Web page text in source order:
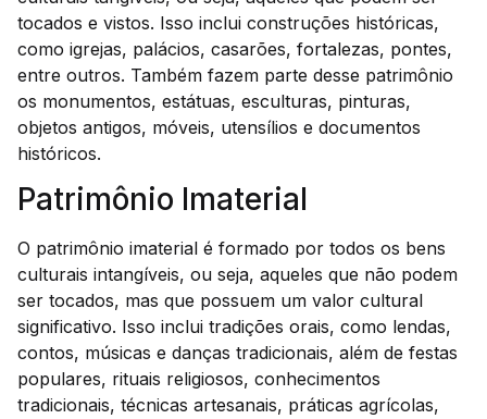
tocados e vistos. Isso inclui construções históricas,
como igrejas, palácios, casarões, fortalezas, pontes,
entre outros. Também fazem parte desse patrimônio
os monumentos, estátuas, esculturas, pinturas,
objetos antigos, móveis, utensílios e documentos
históricos.
Patrimônio Imaterial
O patrimônio imaterial é formado por todos os bens
culturais intangíveis, ou seja, aqueles que não podem
ser tocados, mas que possuem um valor cultural
significativo. Isso inclui tradições orais, como lendas,
contos, músicas e danças tradicionais, além de festas
populares, rituais religiosos, conhecimentos
tradicionais, técnicas artesanais, práticas agrícolas,